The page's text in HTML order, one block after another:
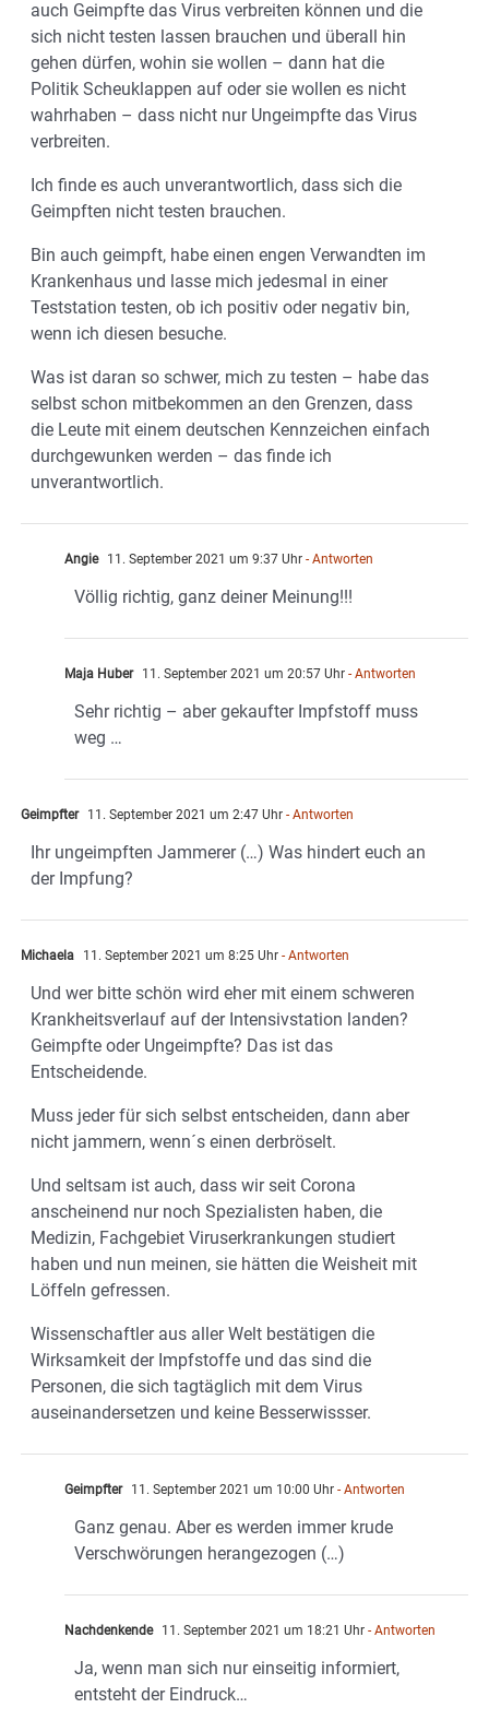
auch Geimpfte das Virus verbreiten können und die
sich nicht testen lassen brauchen und überall hin
gehen dürfen, wohin sie wollen – dann hat die
Politik Scheuklappen auf oder sie wollen es nicht
wahrhaben – dass nicht nur Ungeimpfte das Virus
verbreiten.
Ich finde es auch unverantwortlich, dass sich die
Geimpften nicht testen brauchen.
Bin auch geimpft, habe einen engen Verwandten im
Krankenhaus und lasse mich jedesmal in einer
Teststation testen, ob ich positiv oder negativ bin,
wenn ich diesen besuche.
Was ist daran so schwer, mich zu testen – habe das
selbst schon mitbekommen an den Grenzen, dass
die Leute mit einem deutschen Kennzeichen einfach
durchgewunken werden – das finde ich
unverantwortlich.
Angie 11. September 2021 um 9:37 Uhr - Antworten
Völlig richtig, ganz deiner Meinung!!!
Maja Huber 11. September 2021 um 20:57 Uhr - Antworten
Sehr richtig – aber gekaufter Impfstoff muss
weg …
Geimpfter 11. September 2021 um 2:47 Uhr - Antworten
Ihr ungeimpften Jammerer (…) Was hindert euch an
der Impfung?
Michaela 11. September 2021 um 8:25 Uhr - Antworten
Und wer bitte schön wird eher mit einem schweren
Krankheitsverlauf auf der Intensivstation landen?
Geimpfte oder Ungeimpfte? Das ist das
Entscheidende.
Muss jeder für sich selbst entscheiden, dann aber
nicht jammern, wenn´s einen derbröselt.
Und seltsam ist auch, dass wir seit Corona
anscheinend nur noch Spezialisten haben, die
Medizin, Fachgebiet Viruserkrankungen studiert
haben und nun meinen, sie hätten die Weisheit mit
Löffeln gefressen.
Wissenschaftler aus aller Welt bestätigen die
Wirksamkeit der Impfstoffe und das sind die
Personen, die sich tagtäglich mit dem Virus
auseinandersetzen und keine Besserwissser.
Geimpfter 11. September 2021 um 10:00 Uhr - Antworten
Ganz genau. Aber es werden immer krude
Verschwörungen herangezogen (…)
Nachdenkende 11. September 2021 um 18:21 Uhr - Antworten
Ja, wenn man sich nur einseitig informiert,
entsteht der Eindruck…